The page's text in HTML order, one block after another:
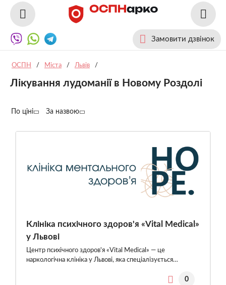
Замовити дзвінок
ОСПН / Міста / Львів /
Лікування лудоманії в Новому Роздолі
По ціні За назвою
Клініка психічного здоров'я «Vital Medical»
у Львові
Центр психічного здоров'я «Vital Medical» — це
наркологічна клініка у Львові, яка спеціалізується…
0